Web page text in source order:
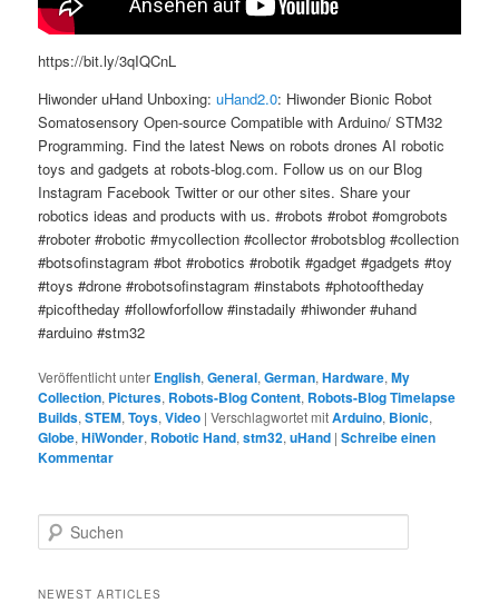
https://bit.ly/3qIQCnL
Hiwonder uHand Unboxing:uHand2.0: Hiwonder Bionic Robot
Somatosensory Open-source Compatible with Arduino/ STM32
Programming. Find the latest News on robots drones AI robotic
toys and gadgets at robots-blog.com. Follow us on our Blog
Instagram Facebook Twitter or our other sites. Share your
robotics ideas and products with us. #robots #robot #omgrobots
#roboter #robotic #mycollection #collector #robotsblog #collection
#botsofinstagram #bot #robotics #robotik #gadget #gadgets #toy
#toys #drone #robotsofinstagram #instabots #photooftheday
#picoftheday #followforfollow #instadaily #hiwonder #uhand
#arduino #stm32
Veröffentlicht unter English,General,German,Hardware,My
Collection, Pictures, Robots-Blog Content, Robots-Blog Timelapse
Builds,STEM,Toys,Video |Verschlagwortet mitArduino, Bionic,
Globe,HiWonder, Robotic Hand,stm32,uHand |Schreibe einen
Kommentar
u
h
NEWEST ARTICLES